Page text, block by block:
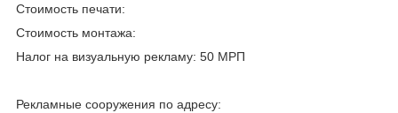
Стоимость печати:
Стоимость монтажа:
Налог на визуальную рекламу: 50 МРП
Рекламные сооружения по адресу: